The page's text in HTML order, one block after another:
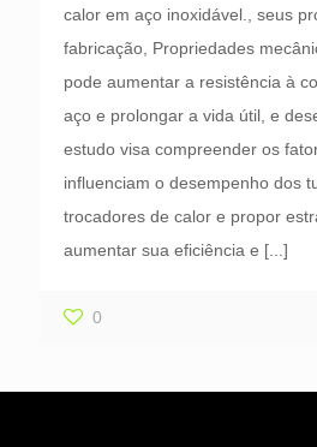
calor em aço inoxidável., seus
fabricação, Propriedades
pode aumentar a resistência à
aço e prolongar a vida útil, e
estudo visa compreender os
influenciam o desempenho dos
trocadores de calor e propor
aumentar sua eficiência e [...]
0